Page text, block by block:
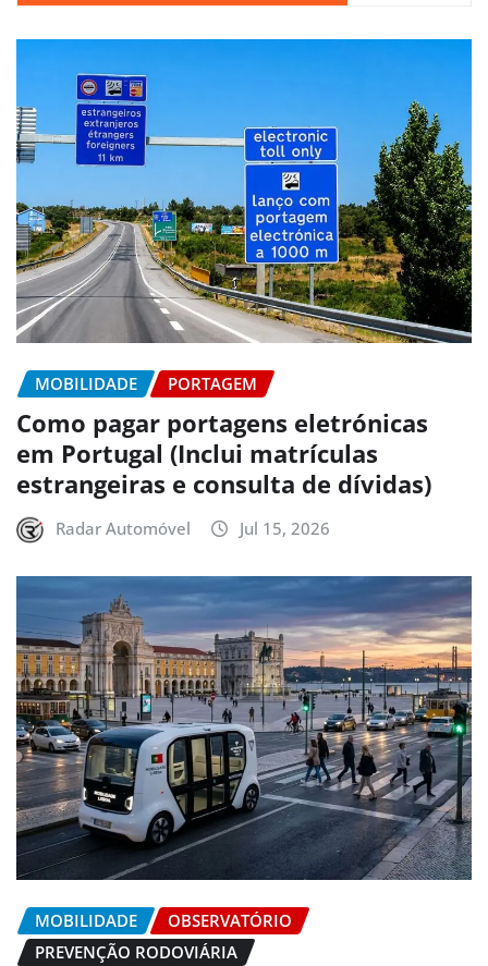
MOBILIDADE PORTAGEM
Como pagar portagens eletrónicas
em Portugal (Inclui matrículas
estrangeiras e consulta de dívidas)
Radar Automóvel Jul 15, 2026
MOBILIDADE
OBSERVATÓRIO
PREVENÇÃO RODOVIÁRIA